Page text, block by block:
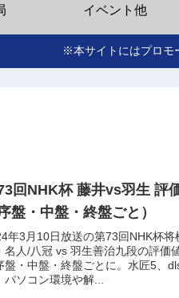
イベント他
※本サイトにはプロモ
回NHK杯 藤井vs羽生 評
序盤・中盤・終盤ごと）
年3月10日放送の第73回NHK杯
名人/八冠 vs 羽生善治九段の評価
盤・中盤・終盤ごとに。水匠5、
パソコン環境や解...